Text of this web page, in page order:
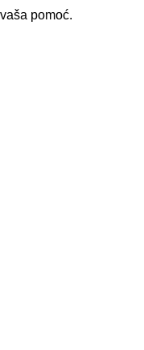
pomoć.